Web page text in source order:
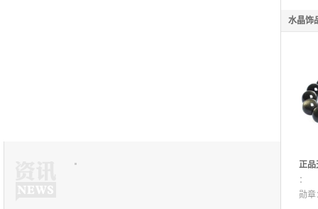
水晶饰
正品
链
级双
：
勋章